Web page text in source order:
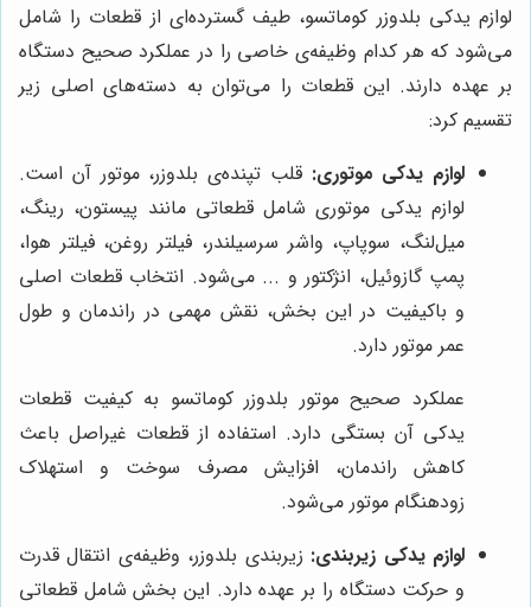
لوازم یدکی بلدوزر کوماتسو، طیف گسترده‌ای از قطعات را شامل
می‌شود که هر کدام وظیفه‌ی خاصی را در عملکرد صحیح دستگاه
بر عهده دارند. این قطعات را می‌توان به دسته‌های اصلی زیر
تقسیم کرد:
لوازم یدکی موتوری: قلب تپنده‌ی بلدوزر، موتور آن است.
لوازم یدکی موتوری شامل قطعاتی مانند پیستون، رینگ،
میل‌لنگ، سوپاپ، واشر سرسیلندر، فیلتر روغن، فیلتر هوا،
پمپ گازوئیل، انژکتور و ... می‌شود. انتخاب قطعات اصلی
و باکیفیت در این بخش، نقش مهمی در راندمان و طول
عمر موتور دارد.
عملکرد صحیح موتور بلدوزر کوماتسو به کیفیت قطعات
یدکی آن بستگی دارد. استفاده از قطعات غیراصل باعث
کاهش راندمان، افزایش مصرف سوخت و استهلاک
زودهنگام موتور می‌شود.
لوازم یدکی زیربندی: زیربندی بلدوزر، وظیفه‌ی انتقال قدرت
و حرکت دستگاه را بر عهده دارد. این بخش شامل قطعاتی